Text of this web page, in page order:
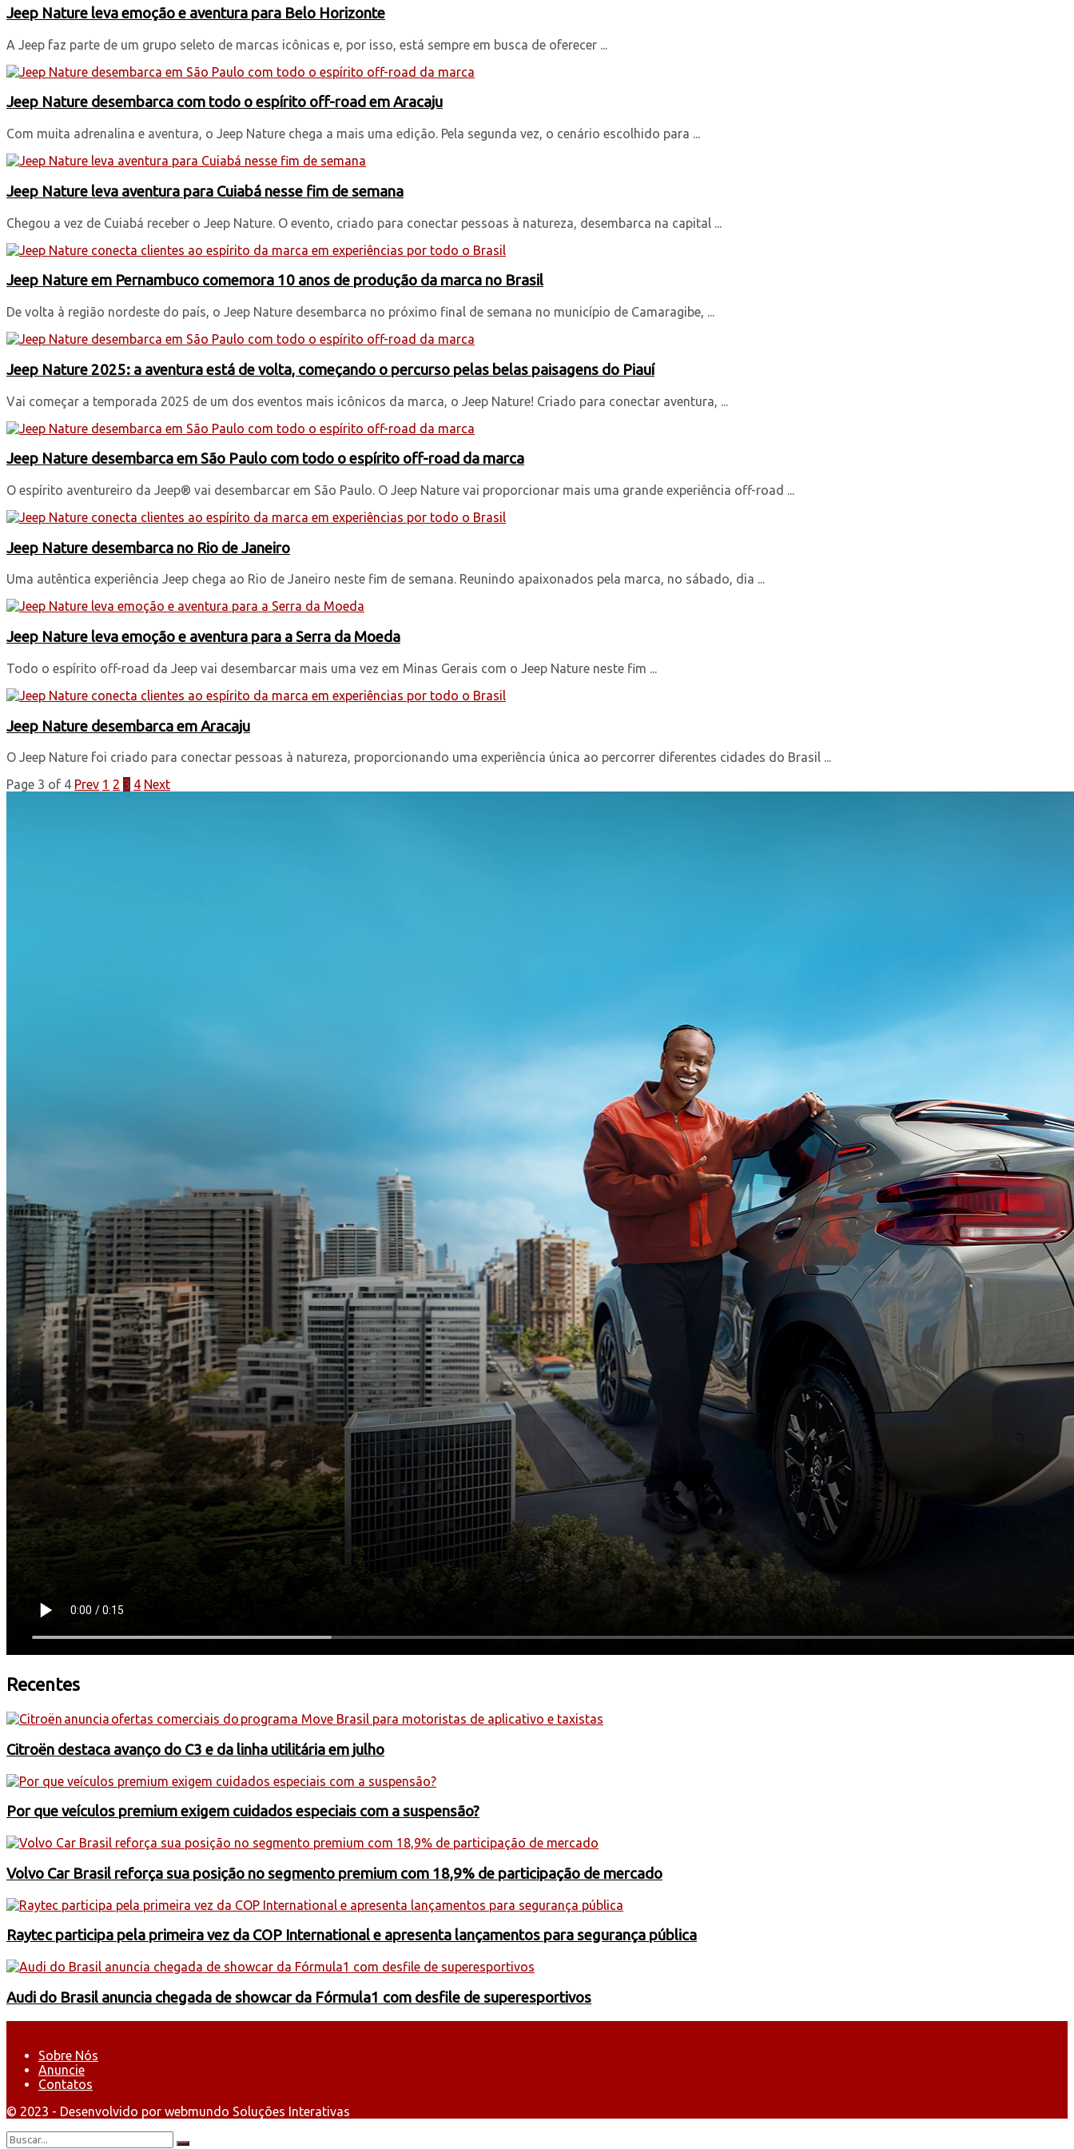
Jeep Nature leva emoção e aventura para Belo Horizonte
A Jeep faz parte de um grupo seleto de marcas icônicas e, por isso, está sempre em busca de oferecer ...
Jeep Nature desembarca com todo o espírito off-road em Aracaju
Com muita adrenalina e aventura, o Jeep Nature chega a mais uma edição. Pela segunda vez, o cenário escolhido para ...
Jeep Nature leva aventura para Cuiabá nesse fim de semana
Chegou a vez de Cuiabá receber o Jeep Nature. O evento, criado para conectar pessoas à natureza, desembarca na capital ...
Jeep Nature em Pernambuco comemora 10 anos de produção da marca no Brasil
De volta à região nordeste do país, o Jeep Nature desembarca no próximo final de semana no município de Camaragibe, ...
Jeep Nature 2025: a aventura está de volta, começando o percurso pelas belas paisagens do Piauí
Vai começar a temporada 2025 de um dos eventos mais icônicos da marca, o Jeep Nature! Criado para conectar aventura, ...
Jeep Nature desembarca em São Paulo com todo o espírito off-road da marca
O espírito aventureiro da Jeep® vai desembarcar em São Paulo. O Jeep Nature vai proporcionar mais uma grande experiência off-road ...
Jeep Nature desembarca no Rio de Janeiro
Uma autêntica experiência Jeep chega ao Rio de Janeiro neste fim de semana. Reunindo apaixonados pela marca, no sábado, dia ...
Jeep Nature leva emoção e aventura para a Serra da Moeda
Todo o espírito off-road da Jeep vai desembarcar mais uma vez em Minas Gerais com o Jeep Nature neste fim ...
Jeep Nature desembarca em Aracaju
O Jeep Nature foi criado para conectar pessoas à natureza, proporcionando uma experiência única ao percorrer diferentes cidades do Brasil ...
Page 3 of 4 Prev 1 2 3 4 Next
Recentes
Citroën destaca avanço do C3 e da linha utilitária em julho
Por que veículos premium exigem cuidados especiais com a suspensão?
Volvo Car Brasil reforça sua posição no segmento premium com 18,9% de participação de mercado
Raytec participa pela primeira vez da COP International e apresenta lançamentos para segurança pública
Audi do Brasil anuncia chegada de showcar da Fórmula1 com desfile de superesportivos
Sobre Nós
Anuncie
Contatos
© 2023 - Desenvolvido por webmundo Soluções Interativas